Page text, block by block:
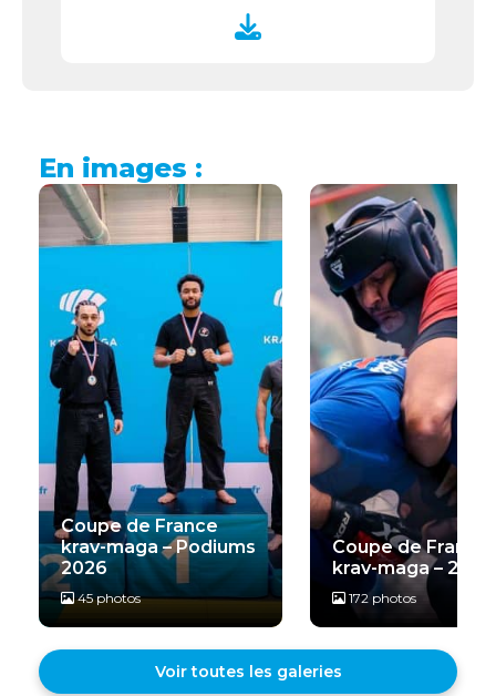
En images :
Coupe de France
krav-maga – Podiums
2026
45 photos
Coupe de France
krav-maga – 2026
172 photos
Voir toutes les galeries